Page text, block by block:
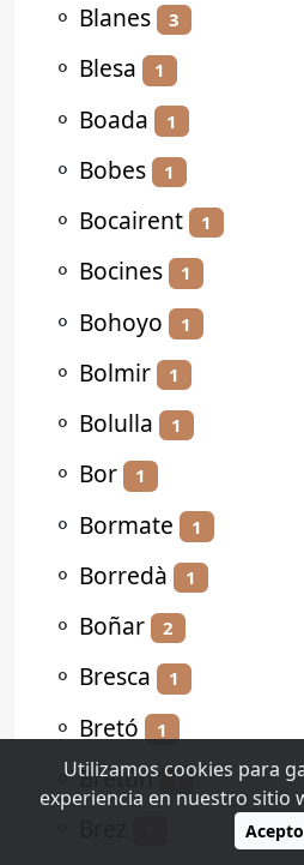
⚬ Blanes 3
⚬ Blesa 1
⚬ Boada 1
⚬ Bobes 1
⚬ Bocairent 1
⚬ Bocines 1
⚬ Bohoyo 1
⚬ Bolmir 1
⚬ Bolulla 1
⚬ Bor 1
⚬ Bormate 1
⚬ Borredà 1
⚬ Boñar 2
⚬ Bresca 1
⚬ Bretó 1
⚬Bretún 1
Utilizamos cookies para
experiencia en nuestro sitio
Acepto